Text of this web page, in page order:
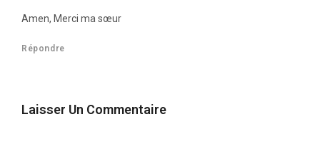
Amen, Merci ma sœur
Répondre
Laisser Un Commentaire